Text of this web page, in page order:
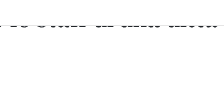
lo staff di una